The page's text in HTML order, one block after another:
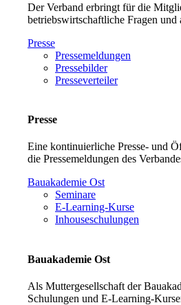
Der Verband erbringt für die
betriebswirtschaftliche Fragen
Presse
Pressemeldungen
Pressebilder
Presseverteiler
Presse
Eine kontinuierliche Presse- und
die Pressemeldungen des
Bauakademie Ost
Seminare
E-Learning-Kurse
Inhouseschulungen
Bauakademie Ost
Als Muttergesellschaft der
Schulungen und E-Learning-